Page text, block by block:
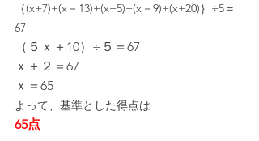
｛(x+7)+(x－13)+(x+5)+(x－9)+(x+20)｝÷5＝
67
（５ｘ＋10）÷５＝67
ｘ＋２＝67
ｘ＝65
よって、基準とした得点は
65点